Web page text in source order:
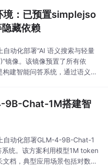
境：已预置simplejso
藏依赖
动化部署“AI 语义搜索与轻量
镜像。该镜像预置了所有依
建智能问答系统，通过语义搜
9B-Chat-1M搭建智
自动化部署GLM-4-9B-Chat-1
统。该方案利用模型1M token
档，典型应用场景包括对数百